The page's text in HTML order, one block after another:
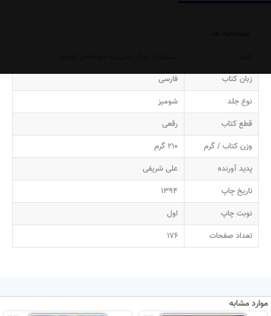
زبان کتاب
فارسی
نوع جلد
شومیز
قطع کتاب
رقعی
وزن کتاب / گرم
210 گرم
پدید آورنده
علی شریفی
تاریخ چاپ
1394
نوبت چاپ
اول
تعداد صفحات
176
موارد مشابه